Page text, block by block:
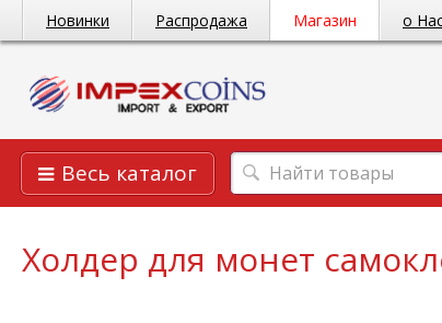
Новинки Распродажа Магазин о
Весь каталог
Холдер для монет